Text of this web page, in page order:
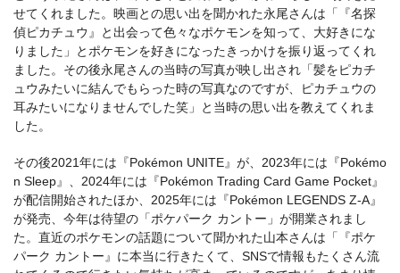
せてくれました。映画との思い出を聞かれた永尾さんは「『名探
偵ピカチュウ』と出会って色々なポケモンを知って、大好きにな
りました」とポケモンを好きになったきっかけを振り返ってくれ
ました。その後永尾さんの当時の写真が映し出され「髪をピカチ
ュウみたいに結んでもらった時の写真なのですが、ピカチュウの
耳みたいになりませんでした笑」と当時の思い出を教えてくれま
した。
その後2021年には『Pokémon UNITE』が、2023年には『Pokémo
n Sleep』、2024年には『Pokémon Trading Card Game Pocket』
が配信開始されたほか、2025年には『Pokémon LEGENDS Z-A』
が発売、今年は待望の「ポケパーク カントー」が開業されまし
た。直近のポケモンの話題について聞かれた山本さんは「『ポケ
パーク カントー』に本当に行きたくて、SNSで情報もたくさん流